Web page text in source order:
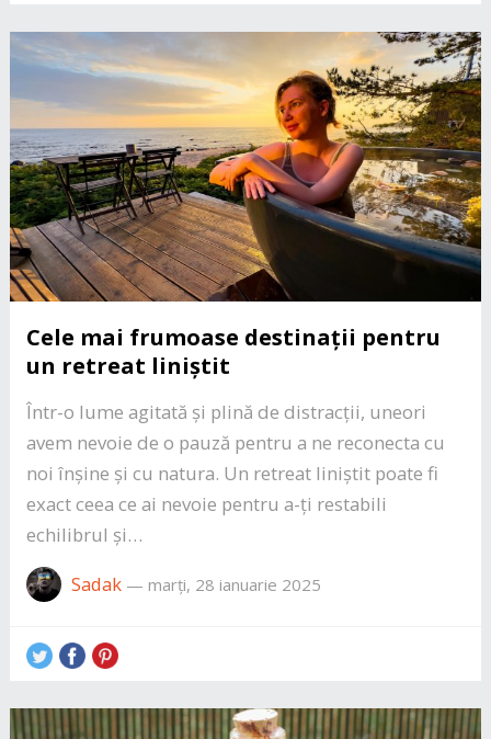
Cele mai frumoase destinații pentru
un retreat liniștit
Într-o lume agitată și plină de distracții, uneori
avem nevoie de o pauză pentru a ne reconecta cu
noi înșine și cu natura. Un retreat liniștit poate fi
exact ceea ce ai nevoie pentru a-ți restabili
echilibrul și…
Sadak— marți, 28 ianuarie 2025